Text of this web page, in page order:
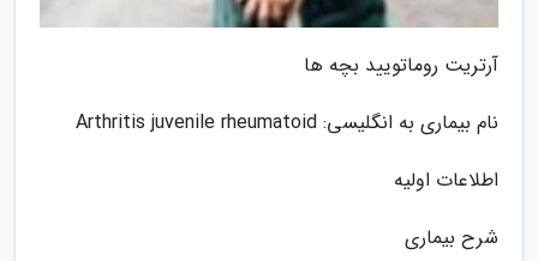
آرتریت روماتویید بچه ها
نام بیماری به انگلیسی: Arthritis juvenile rheumatoid
اطلاعات اولیه
شرح بیماری